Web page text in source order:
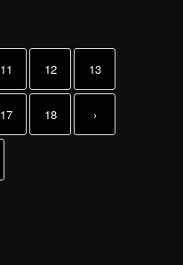
11 12 13
17 18 ›